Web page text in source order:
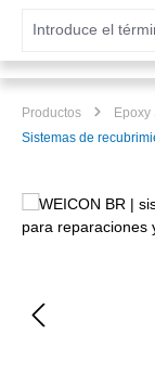
Productos
Epoxy
Sistemas de
Omitir galería de